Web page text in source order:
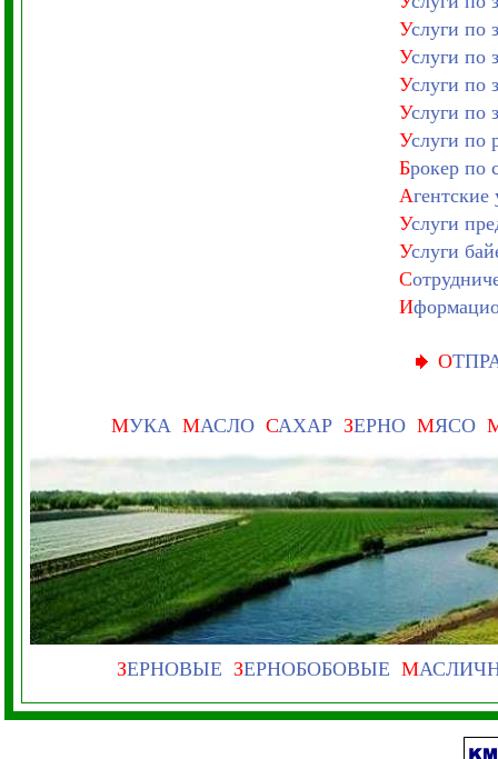
Услуги по
Услуги по
Услуги по
Услуги по
Услуги по
Брокер по
А
Услуги
Услуги
С
И
О
МУКА МАСЛО САХАР ЗЕРНО МЯСО
ЗЕРНОВЫЕ ЗЕРНОБОБОВЫЕ М